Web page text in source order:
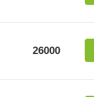
26000